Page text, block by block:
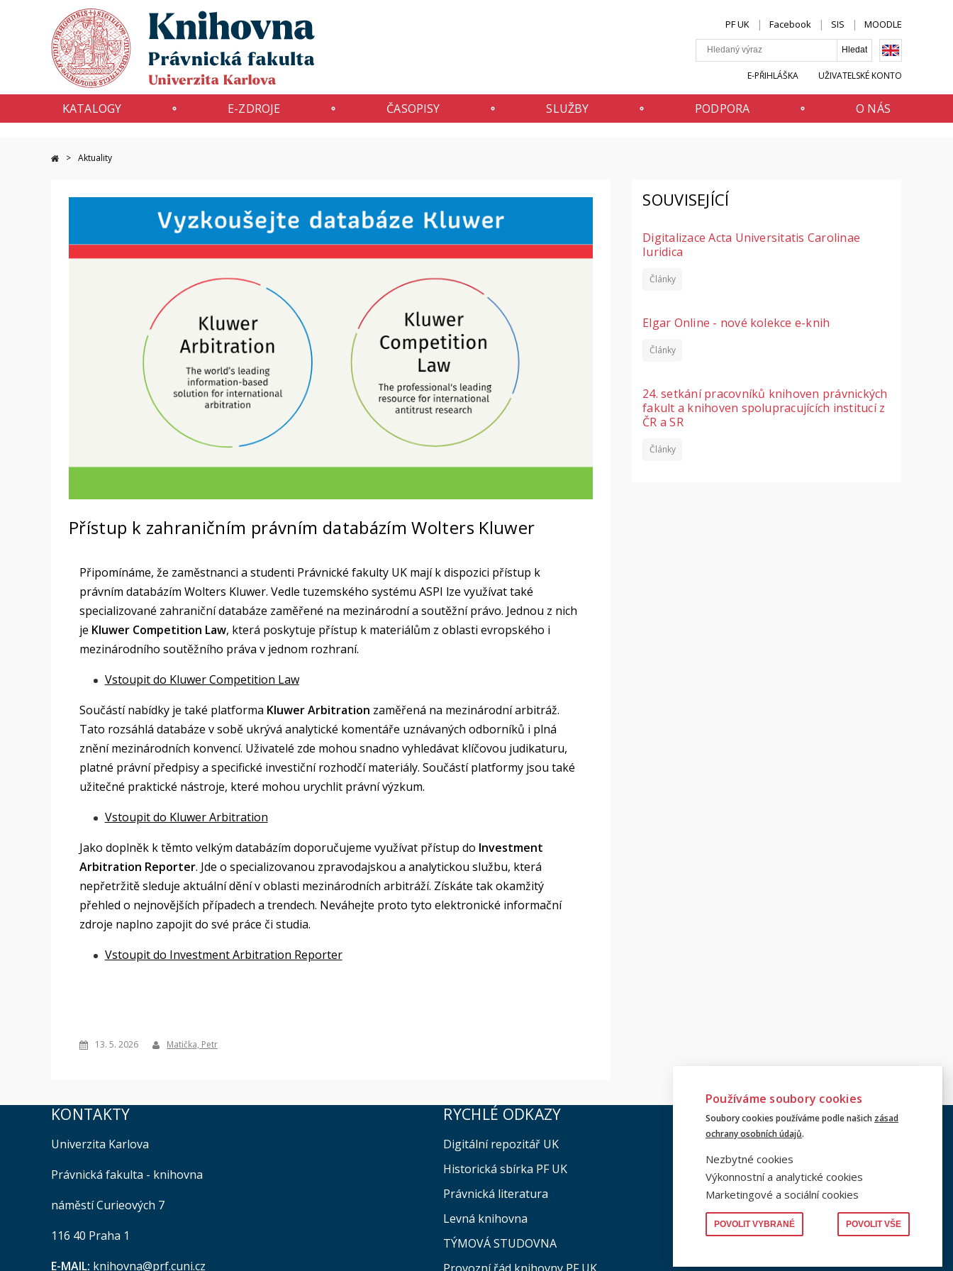
PF UK Facebook SIS MOODLE
E-PŘIHLÁŠKA UŽIVATELSKÉ KONTO
KATALOGY E-ZDROJE ČASOPISY SLUŽBY PODPORA O NÁS
Aktuality
Přístup k zahraničním právním databázím Wolters Kluwer
Připomínáme, že zaměstnanci a studenti Právnické fakulty UK mají k dispozici přístup k
právním databázím Wolters Kluwer. Vedle tuzemského systému ASPI lze využívat také
specializované zahraniční databáze zaměřené na mezinárodní a soutěžní právo. Jednou z nich
je Kluwer Competition Law, která poskytuje přístup k materiálům z oblasti evropského i
mezinárodního soutěžního práva v jednom rozhraní.
Vstoupit do Kluwer Competition Law
Součástí nabídky je také platforma Kluwer Arbitration zaměřená na mezinárodní arbitráž.
Tato rozsáhlá databáze v sobě ukrývá analytické komentáře uznávaných odborníků i plná
znění mezinárodních konvencí. Uživatelé zde mohou snadno vyhledávat klíčovou judikaturu,
platné právní předpisy a specifické investiční rozhodčí materiály. Součástí platformy jsou také
užitečné praktické nástroje, které mohou urychlit právní výzkum.
Vstoupit do Kluwer Arbitration
Jako doplněk k těmto velkým databázím doporučujeme využívat přístup do Investment
Arbitration Reporter. Jde o specializovanou zpravodajskou a analytickou službu, která
nepřetržitě sleduje aktuální dění v oblasti mezinárodních arbitráží. Získáte tak okamžitý
přehled o nejnovějších případech a trendech. Neváhejte proto tyto elektronické informační
zdroje naplno zapojit do své práce či studia.
Vstoupit do Investment Arbitration Reporter
13. 5. 2026 Matička, Petr
SOUVISEJÍCÍ
Digitalizace Acta Universitatis Carolinae
Iuridica
Články
Elgar Online - nové kolekce e-knih
Články
24. setkání pracovníků knihoven právnických
fakult a knihoven spolupracujících institucí z
ČR a SR
Články
KONTAKTY
Univerzita Karlova
Právnická fakulta - knihovna
náměstí Curieových 7
116 40 Praha 1
E-MAIL: knihovna@prf.cuni.cz
RYCHLÉ ODKAZY
Digitální repozitář UK
Historická sbírka PF UK
Právnická literatura
Levná knihovna
TÝMOVÁ STUDOVNA
FACEBOOK
Pro zobrazení Facebook
widgetu je potřeba povolit
marketingové a sociální
cookies.
Upravit nastavení cookies
Používáme soubory cookies
Soubory cookies používáme podle našich zásad
ochrany osobních údajů.
Nezbytné cookies
Výkonnostní a analytické cookies
Marketingové a sociální cookies
POVOLIT VYBRANÉ POVOLIT VŠE